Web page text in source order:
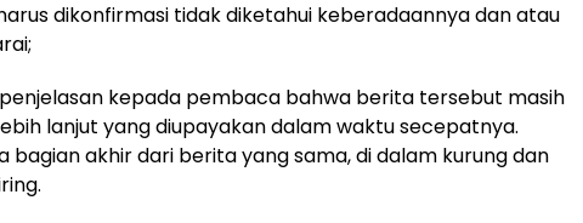
dikonfirmasi tidak diketahui keberadaannya dan atau
kepada pembaca bahwa berita tersebut masih
lanjut yang diupayakan dalam waktu secepatnya.
bagian akhir dari berita yang sama, di dalam kurung dan